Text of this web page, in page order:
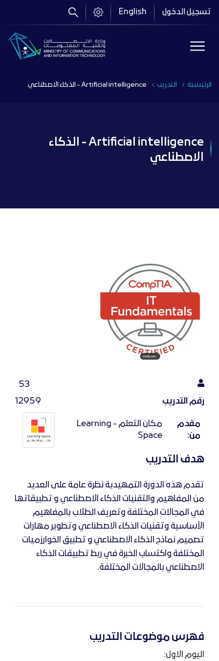
تجاوز
إلى
الرئيسي
تسجيل الدخول English
Breadcrumb
الرئيسية التدريب
Artificial intelligence - الذكاء
الاصطناعي
53
رقم التدريب
12959
مقدم
من:
مكان التعلم - Learning
Space
هدف التدريب
تقدم هذه الدورة التمهيدية نظرة عامة على العديد
من المفاهيم والتقنيات الذكاء الاصطناعي و تطبيقاتها
في المجالات المختلفة وتعريف الطلاب بالمفاهيم
الأساسية وتقنيات الذكاء الاصطناعي وتطوير مهارات
تصميم نماذج الذكاء الاصطناعي و تطبيق الخوارزميات
المختلفة واكتساب الخبرة في ربط تطبيقات الذكاء
الاصطناعي بالمجالات المختلفة.
فهرس موضوعات التدريب
اليوم الاول: